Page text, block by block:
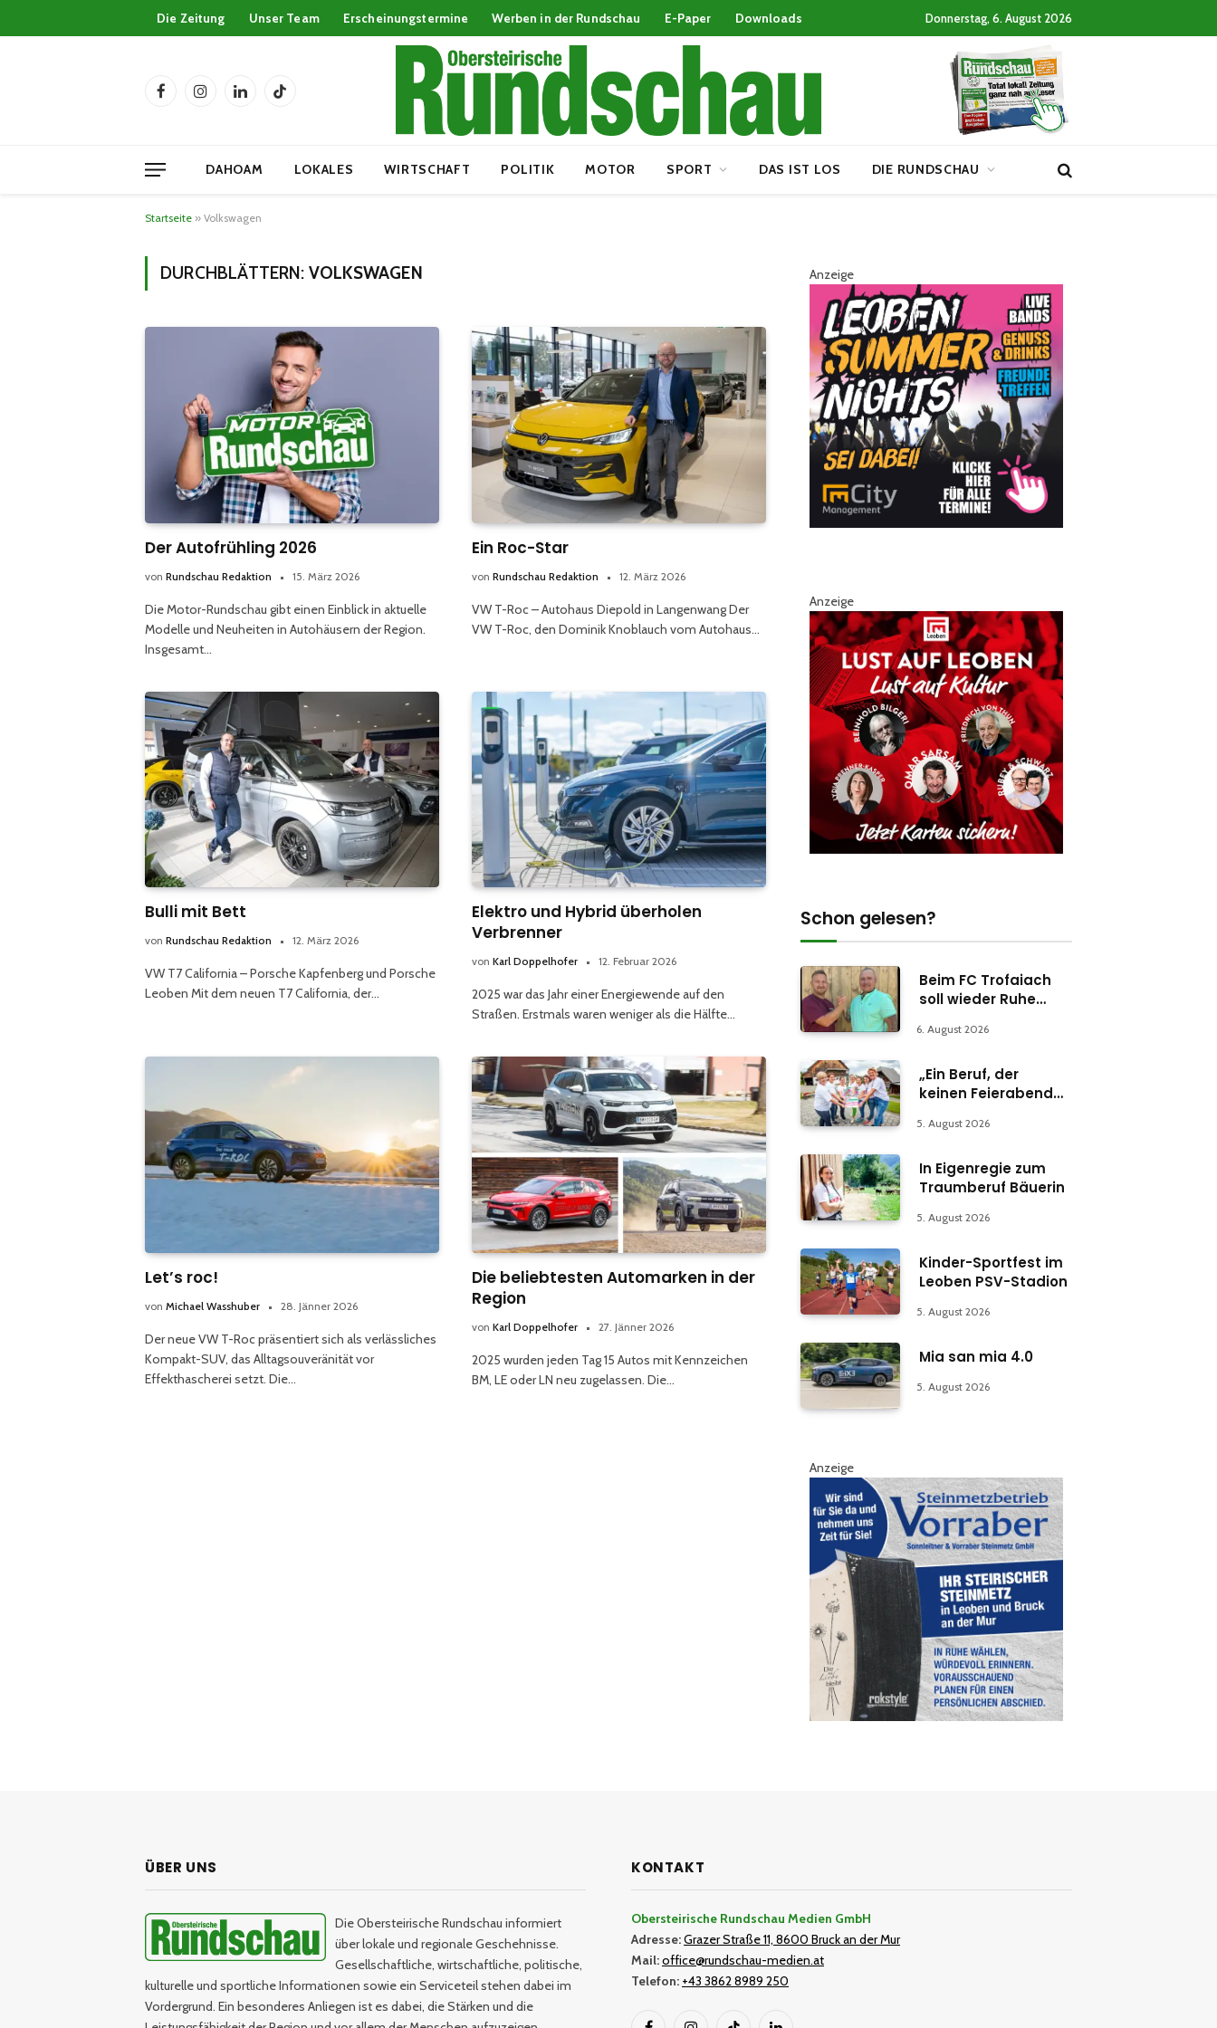
Die Zeitung Unser Team Erscheinungstermine Werben in der Rundschau E-Paper Downloads Donnerstag, 6. August 2026
FacebookInstagramLinkedInTikTok
DAHOAM LOKALES WIRTSCHAFT POLITIK MOTOR SPORT DAS IST LOS DIE RUNDSCHAU
Startseite » Volkswagen
DURCHBLÄTTERN: VOLKSWAGEN
Der Autofrühling 2026
von Rundschau Redaktion 15. März 2026
Die Motor-Rundschau gibt einen Einblick in aktuelle
Modelle und Neuheiten in Autohäusern der Region.
Insgesamt…
Ein Roc-Star
von Rundschau Redaktion 12. März 2026
VW T-Roc – Autohaus Diepold in Langenwang Der
VW T-Roc, den Dominik Knoblauch vom Autohaus…
Bulli mit Bett
von Rundschau Redaktion 12. März 2026
VW T7 California – Porsche Kapfenberg und Porsche
Leoben Mit dem neuen T7 California, der…
Elektro und Hybrid überholen
Verbrenner
von Karl Doppelhofer 12. Februar 2026
2025 war das Jahr einer Energiewende auf den
Straßen. Erstmals waren weniger als die Hälfte…
Let’s roc!
von Michael Wasshuber 28. Jänner 2026
Der neue VW T-Roc präsentiert sich als verlässliches
Kompakt-SUV, das Alltagsouveränität vor
Effekthascherei setzt. Die…
Die beliebtesten Automarken in der
Region
von Karl Doppelhofer 27. Jänner 2026
2025 wurden jeden Tag 15 Autos mit Kennzeichen
BM, LE oder LN neu zugelassen. Die…
Anzeige
Anzeige
Schon gelesen?
Beim FC Trofaiach
soll wieder Ruhe
6. August 2026
„Ein Beruf, der
keinen Feierabend
5. August 2026
In Eigenregie zum
Traumberuf Bäuerin
5. August 2026
Kinder-Sportfest im
Leoben PSV-Stadion
5. August 2026
Mia san mia 4.0
5. August 2026
Anzeige
ÜBER UNS
Die Obersteirische Rundschau informiert
über lokale und regionale Geschehnisse.
Gesellschaftliche, wirtschaftliche, politische,
kulturelle und sportliche Informationen sowie ein Serviceteil stehen dabei im
Vordergrund. Ein besonderes Anliegen ist es dabei, die Stärken und die
KONTAKT
Obersteirische Rundschau Medien GmbH
Adresse:Grazer Straße 11, 8600 Bruck an der Mur
Mail:office@rundschau-medien.at
Telefon: +43 3862 8989 250